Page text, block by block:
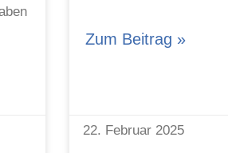
Zum Beitrag »
22. Februar 2025